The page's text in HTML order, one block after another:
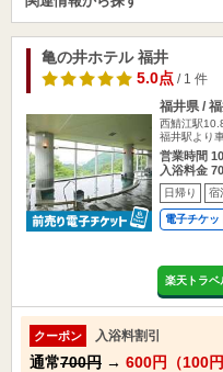
亀の井ホテル 福井
5.0点/ 1 件
福井県 /
西鯖江駅
福井駅より
営業時間
入浴料金
日帰り 宿
電子チケッ
楽天トラベ
クーポン 入浴料割引
通常700円 → 600円（100円